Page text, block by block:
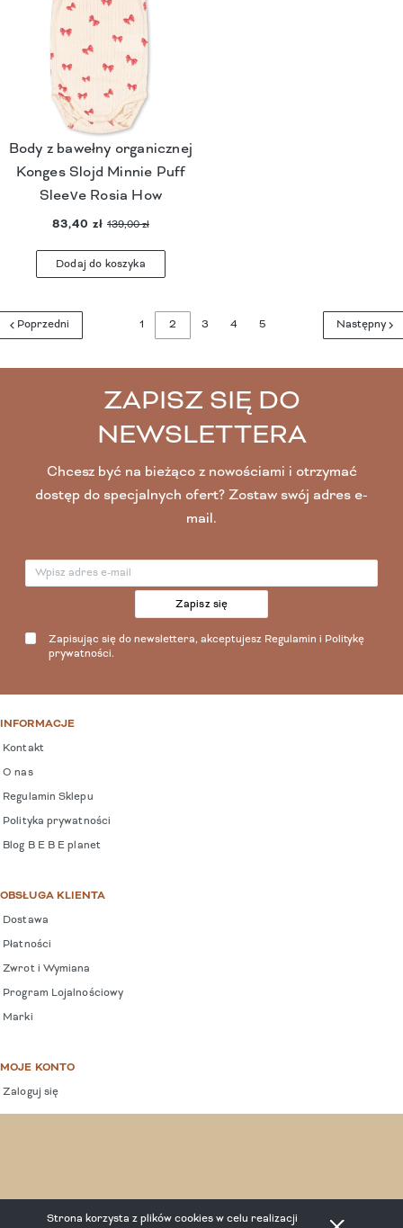
Strona korzysta z plików cookies w celu realizacji
Body z bawełny organicznej
Konges Slojd Minnie Puff
Sleeve Rosia How
83,40 zł 139,00 zł
Dodaj do koszyka
Poprzedni 1 2 3 4 5 Następny
ZAPISZ SIĘ DO
NEWSLETTERA
Chcesz być na bieżąco z nowościami i otrzymać
dostęp do specjalnych ofert? Zostaw swój adres e-
mail.
Zapisz się
Zapisując się do newslettera, akceptujesz Regulamin i Politykę
prywatności.
INFORMACJE
Kontakt
O nas
Regulamin Sklepu
Polityka prywatności
Blog B E B E planet
OBSŁUGA KLIENTA
Dostawa
Płatności
Zwrot i Wymiana
Program Lojalnościowy
Marki
MOJE KONTO
Zaloguj się
COPYRIGHT © 2025 BEBEPLANET.